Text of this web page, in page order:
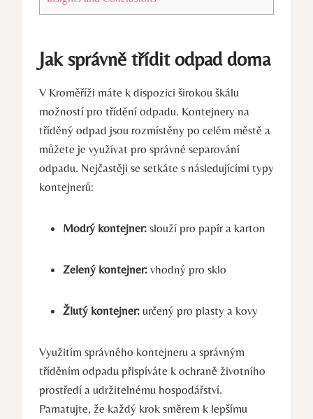
Jak správně třídit odpad doma
V Kroměříži máte k dispozici širokou škálu
možností pro třídění odpadu. Kontejnery na
tříděný odpad jsou rozmístěny po celém městě a
můžete je využívat pro správné separování
odpadu. Nejčastěji se setkáte s následujícími typy
kontejnerů:
Modrý kontejner: slouží pro papír a karton
Zelený kontejner: vhodný pro sklo
Žlutý kontejner: určený pro plasty a kovy
Využitím správného kontejneru a správným
tříděním odpadu přispíváte k ochraně životního
prostředí a udržitelnému hospodářství.
Pamatujte, že každý krok směrem k lepšímu